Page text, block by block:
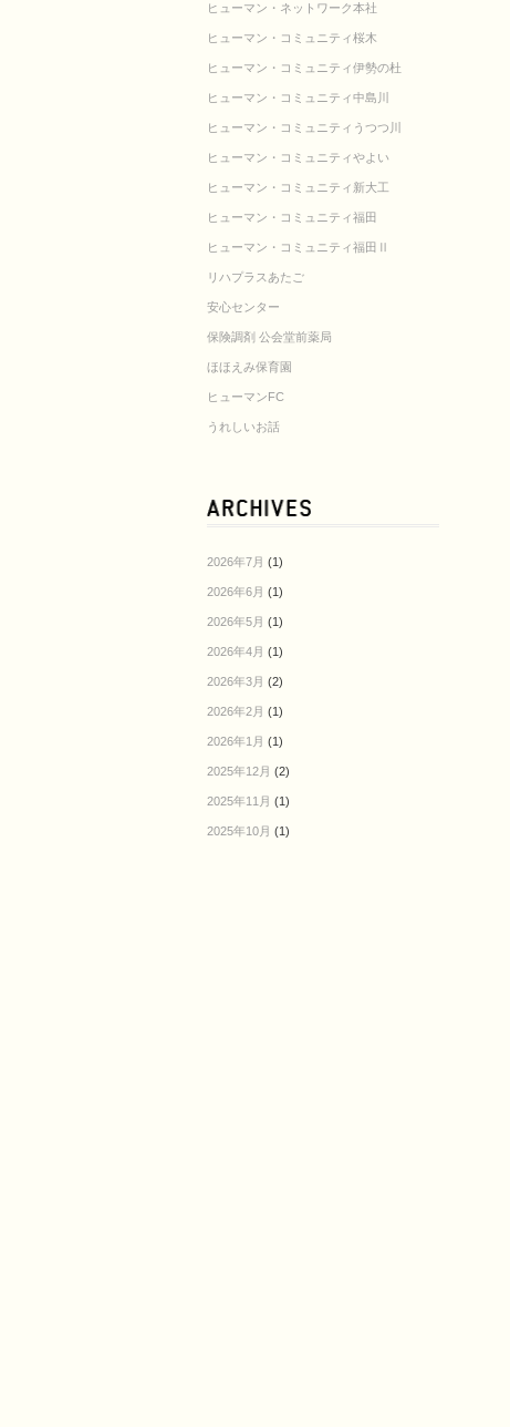
ヒューマン・ネットワーク本社
ヒューマン・コミュニティ桜木
ヒューマン・コミュニティ伊勢の杜
ヒューマン・コミュニティ中島川
ヒューマン・コミュニティうつつ川
ヒューマン・コミュニティやよい
ヒューマン・コミュニティ新大工
ヒューマン・コミュニティ福田
ヒューマン・コミュニティ福田Ⅱ
リハプラスあたご
安心センター
保険調剤 公会堂前薬局
ほほえみ保育園
ヒューマンFC
うれしいお話
2026年7月 (1)
2026年6月 (1)
2026年5月 (1)
2026年4月 (1)
2026年3月 (2)
2026年2月 (1)
2026年1月 (1)
2025年12月 (2)
2025年11月 (1)
2025年10月 (1)